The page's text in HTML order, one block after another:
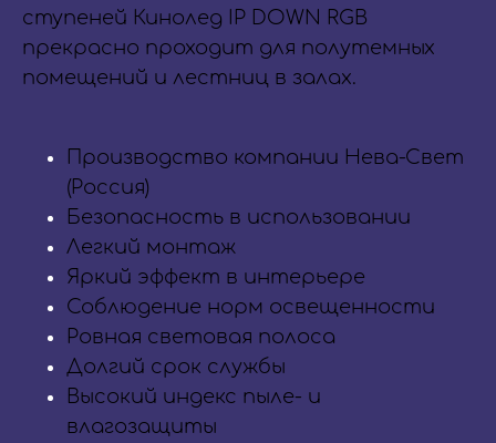
ступеней Кинолед IP DOWN RGB
прекрасно проходит для полутемных
помещений и лестниц в залах.
Производство компании Нева-Свет
(Россия)
Безопасность в использовании
Легкий монтаж
Яркий эффект в интерьере
Соблюдение норм освещенности
Ровная световая полоса
Долгий срок службы
Высокий индекс пыле- и
влагозащиты